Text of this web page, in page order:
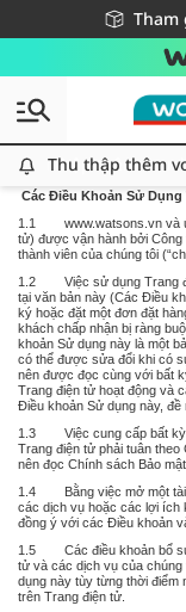
Tham
Miễn phí
Giao hàng
Thu thập thêm
Các Điều Khoản Sử
1.1 www.watsons.vn và
tử) được vận hành bởi
thành viên của chúng tôi
1.2 Việc sử dụng Trang
tại văn bản này (Các Điều
ký hoặc đặt một đơn đặt
khách chấp nhận bị ràng
khoản Sử dụng này là một
có thể được sửa đổi khi có
nên được đọc cùng với bất
Trang điện tử hoạt động và
Điều khoản Sử dụng này, đề
1.3 Việc cung cấp bất kỳ
Trang điện tử phải tuân theo
nên đọc Chính sách Bảo
1.4 Bằng việc mở một tài
các dịch vụ hoặc các lợi ích
đồng ý với các Điều khoản
1.5 Các điều khoản bổ
tử và các dịch vụ của
dụng này tùy từng thời điểm
trên Trang điện tử.